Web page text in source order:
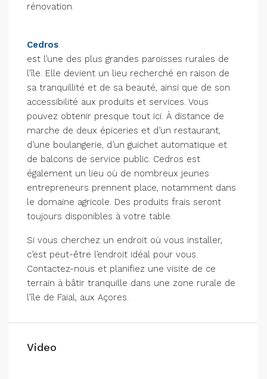
rénovation.
Cedros
est l’une des plus grandes paroisses rurales de
l’île. Elle devient un lieu recherché en raison de
sa tranquillité et de sa beauté, ainsi que de son
accessibilité aux produits et services. Vous
pouvez obtenir presque tout ici. À distance de
marche de deux épiceries et d’un restaurant,
d’une boulangerie, d’un guichet automatique et
de balcons de service public. Cedros est
également un lieu où de nombreux jeunes
entrepreneurs prennent place, notamment dans
le domaine agricole. Des produits frais seront
toujours disponibles à votre table.
Si vous cherchez un endroit où vous installer,
c’est peut-être l’endroit idéal pour vous.
Contactez-nous et planifiez une visite de ce
terrain à bâtir tranquille dans une zone rurale de
l’île de Faial, aux Açores.
Video